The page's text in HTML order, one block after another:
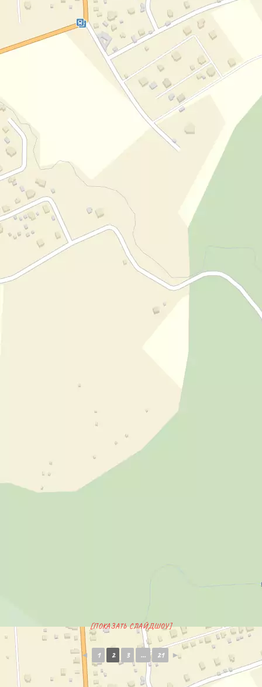
[ПОКАЗАТЬ СЛАЙДШОУ]
◄ 1 2 3 ... 21 ►